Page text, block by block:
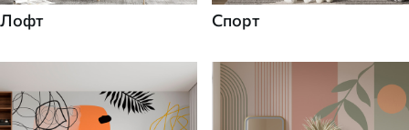
Лофт Спорт